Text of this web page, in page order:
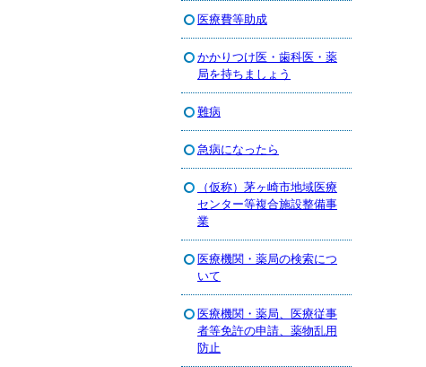
医療費等助成
かかりつけ医・歯科医・薬
局を持ちましょう
難病
急病になったら
（仮称）茅ヶ崎市地域医療
センター等複合施設整備事
業
医療機関・薬局の検索につ
いて
医療機関・薬局、医療従事
者等免許の申請、薬物乱用
防止